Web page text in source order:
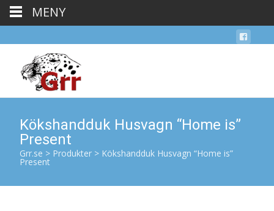
Kökshandduk Husvagn “Home is”
Present
Grr.se > Produkter > Kökshandduk Husvagn “Home is”
Present
MENY